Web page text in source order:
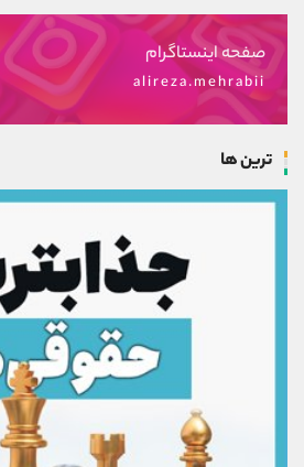
صفحه اینستاگرام
alireza.mehrabii
ترین ها